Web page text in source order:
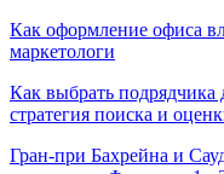
Как оформление офиса
маркетологи
Как выбрать
стратегия поиска и
Гран-при Бахрейна и